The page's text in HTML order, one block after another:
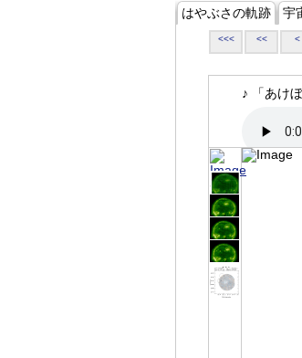
はやぶさの軌跡 宇
<<< << <
♪ 「あけぼ